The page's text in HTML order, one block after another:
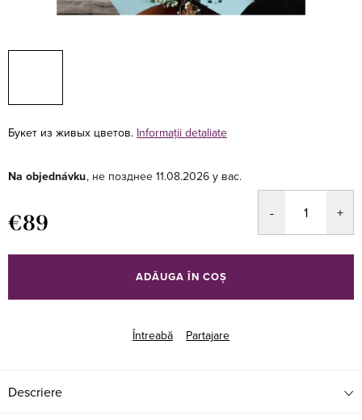
Букет из живых цветов. Informaţii detaliate
Na objednávku 11.08.2026
€89
preţ:
ADĂUGA ÎN COŞ
Întreabă Partajare
Descriere